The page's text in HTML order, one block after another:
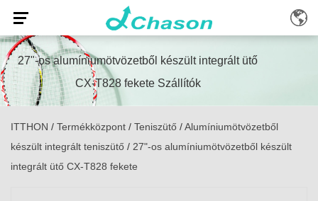
27"-os alumíniumötvözetből készült integrált ütő
CX-T828 fekete Szállítók
ITTHON / Termékközpont / Teniszütő /Alumíniumötvözetből
készült integrált teniszütő / 27"-os alumíniumötvözetből készült
integrált ütő CX-T828 fekete